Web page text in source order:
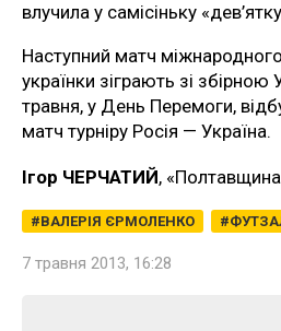
влучила у самісіньку
Наступний матч
українки зіграють зі
травня, у День Перемоги,
матч турніру Росія — Україна.
Ігор ЧЕРЧАТИЙ,
ВАЛЕРІЯ ЄРМОЛЕНКО
7 травня 2013, 16:28